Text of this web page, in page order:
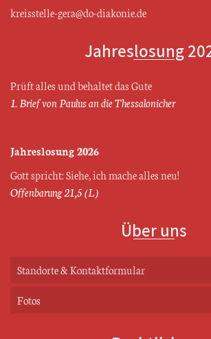
kreisstelle-gera@do-diakonie.de
Jahreslosung
Prüft alles und behaltet das Gute
1. Brief von Paulus an die Thessalonicher
Jahreslosung 2026
Gott spricht: Siehe, ich mache alles neu!
Offenbarung 21,5 (L)
Über uns
Standorte & Kontaktformular
Fotos